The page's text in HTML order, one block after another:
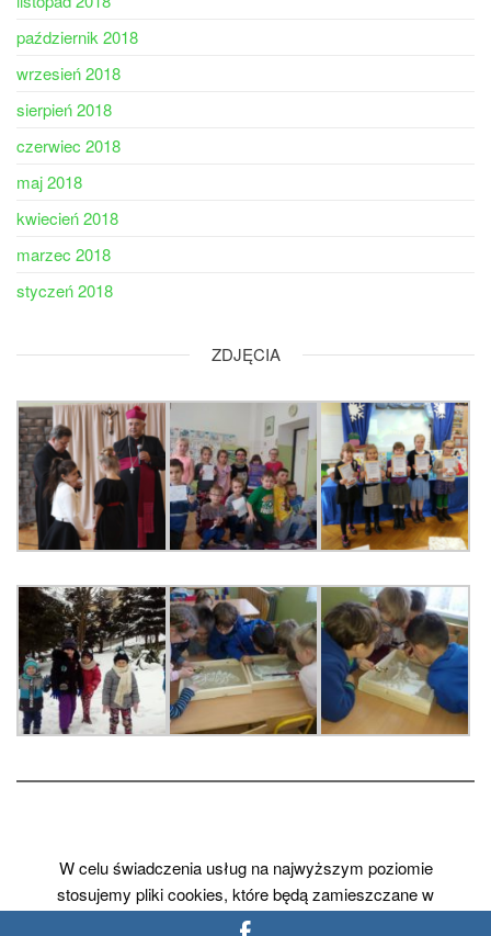
październik 2018
wrzesień 2018
sierpień 2018
czerwiec 2018
maj 2018
kwiecień 2018
marzec 2018
styczeń 2018
ZDJĘCIA
W celu świadczenia usług na najwyższym poziomie
stosujemy pliki cookies, które będą zamieszczane w
Państwa urządzeniu (komputerze, laptopie, smartfonie). W